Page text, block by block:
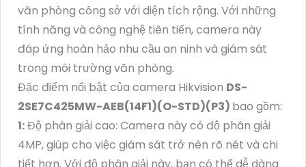
văn phòng công sở với diện tích rộng. Với những
tính năng và công nghệ tiên tiến, camera này
đáp ứng hoàn hảo nhu cầu an ninh và giám sát
trong môi trường văn phòng.
Đặc điểm nổi bật của camera Hikvision DS-
2SE7C425MW-AEB(14F1)(O-STD)(P3) bao gồm:
1:Độ phân giải cao: Camera này có độ phân giải
4MP, giúp cho việc giám sát trở nên rõ nét và chi
tiết hơn. Với độ phân giải này, bạn có thể dễ dàng